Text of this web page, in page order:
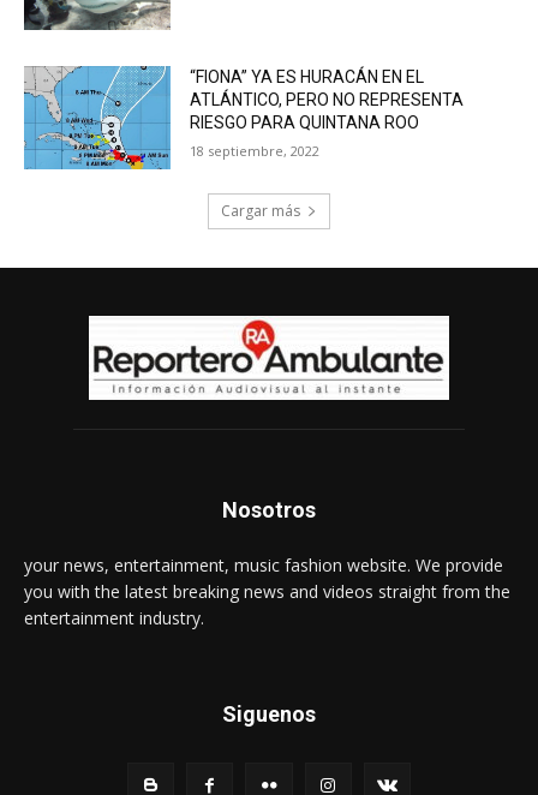
“FIONA” YA ES HURACÁN EN EL
ATLÁNTICO, PERO NO REPRESENTA
RIESGO PARA QUINTANA ROO
18 septiembre, 2022
Cargar más
Nosotros
your news, entertainment, music fashion website. We provide
you with the latest breaking news and videos straight from the
entertainment industry.
Siguenos